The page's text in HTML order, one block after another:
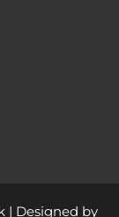
| Designed by